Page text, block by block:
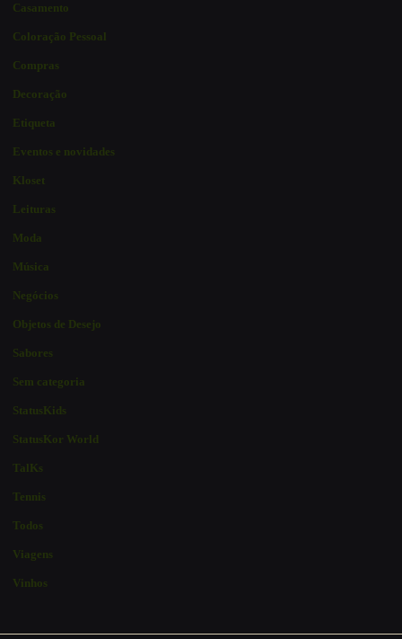
Casamento
Coloração Pessoal
Compras
Decoração
Etiqueta
Eventos e novidades
Kloset
Leituras
Moda
Música
Negócios
Objetos de Desejo
Sabores
Sem categoria
StatusKids
StatusKor World
TalKs
Tennis
Todos
Viagens
Vinhos